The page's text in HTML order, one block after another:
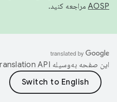
AOSP مراجعه کنید.
این صفحه به‌وسیله